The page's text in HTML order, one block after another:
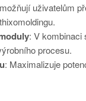
uživatelům
: V
procesu.
: Maximalizuje